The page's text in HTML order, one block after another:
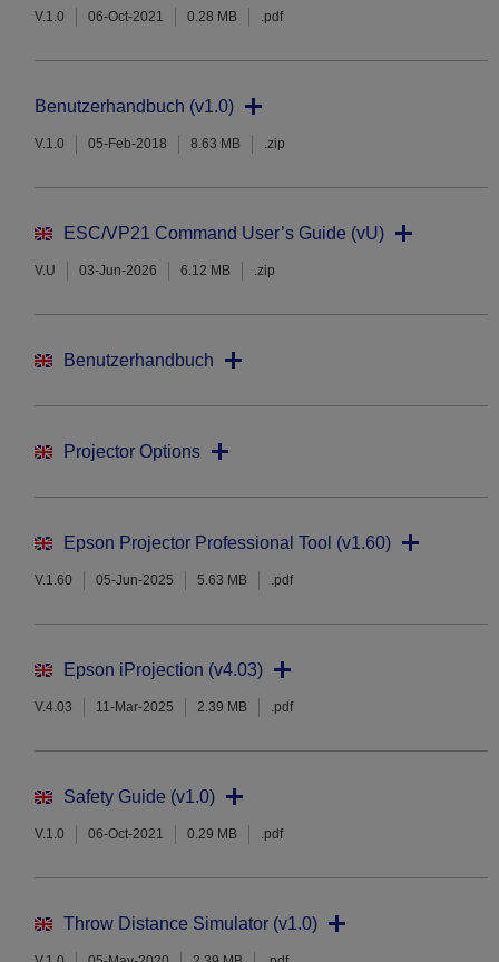
V.1.0 06-Oct-2021 0.28 MB .pdf
Benutzerhandbuch (v1.0)
V.1.0 05-Feb-2018 8.63 MB .zip
ESC/VP21 Command User’s Guide (vU)
V.U 03-Jun-2026 6.12 MB .zip
Benutzerhandbuch
Projector Options
Epson Projector Professional Tool (v1.60)
V.1.60 05-Jun-2025 5.63 MB .pdf
Epson iProjection (v4.03)
V.4.03 11-Mar-2025 2.39 MB .pdf
Safety Guide (v1.0)
V.1.0 06-Oct-2021 0.29 MB .pdf
Throw Distance Simulator (v1.0)